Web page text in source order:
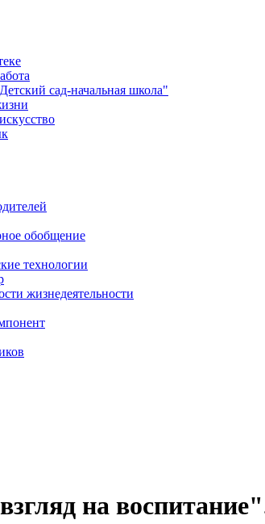
сад-начальная школа"
обобщение
технологии
жизнедеятельности
на